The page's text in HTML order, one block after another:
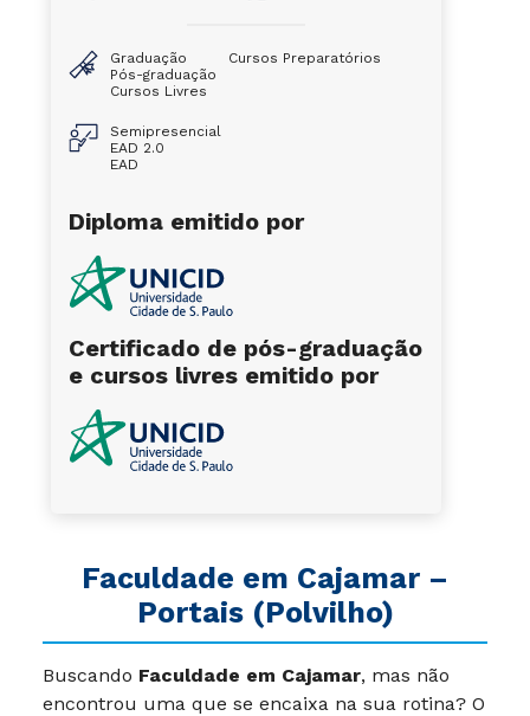
Faculdade em Cajamar –
Portais (Polvilho)
Buscando Faculdade em Cajamar, mas não
encontrou uma que se encaixa na sua rotina? O
Graduação
Pós-graduação
Cursos Livres
Cursos Preparatórios
Semipresencial
EAD 2.0
EAD
Diploma emitido por
Certificado de pós-graduação
e cursos livres emitido por